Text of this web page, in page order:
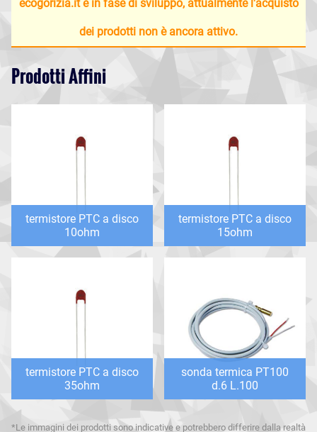
ecogorizia.it è in fase di sviluppo, attualmente l'acquisto
dei prodotti non è ancora attivo.
Prodotti Affini
termistore PTC a disco
10ohm
termistore PTC a disco
15ohm
termistore PTC a disco
35ohm
sonda termica PT100
d.6 L.100
*Le immagini dei prodotti sono indicative e potrebbero differire dalla realtà